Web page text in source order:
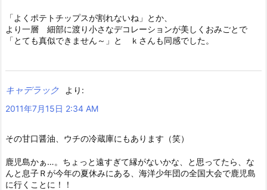
「よくポテトチップスが割れないね」とか、
より一層 細部に渡り小さなデコレーションが美しくおみごとで
「とても真似できません～」と ｋさんも同感でした。
キャデラック
より:
2011年7月15日 2:34 AM
その甘口醤油、ウチの冷蔵庫にもあります（笑）
鹿児島かぁ…。ちょっと遠すぎて縁がないかな、と思ってたら、な
んと息子Ｒが今年の夏休みにある、海洋少年団の全国大会で鹿児島
に行くことに！！